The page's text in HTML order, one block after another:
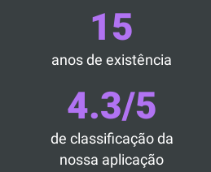
15
anos de existência
4.3/5
de classificação da
nossa aplicação